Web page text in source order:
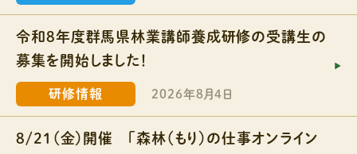
研修情報
令和8年度群馬県林業講師養成研修の受講生の
募集を開始しました！
2026年8月4日
8/21（金）開催 「森林（もり）の仕事オンライン